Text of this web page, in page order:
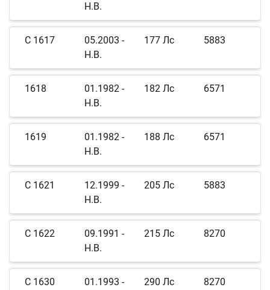
Н.В.
C 1617
05.2003 -
Н.В.
177 Лс 5883
1618
01.1982 -
Н.В.
182 Лс 6571
1619
01.1982 -
Н.В.
188 Лс 6571
C 1621
12.1999 -
Н.В.
205 Лс 5883
C 1622
09.1991 -
Н.В.
215 Лс 8270
C 1630
01.1993 -
290 Лс 8270